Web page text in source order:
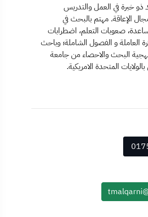
ذو خبرة في العمل والتدريس
الإعاقة. مهتم بالبحث في
صعوبات التعلم، اضطرابات
العاملة و الفصول الشاملة؛ وباحث
البحث والاحصاء من جامعة
المتحدة الامريكية.